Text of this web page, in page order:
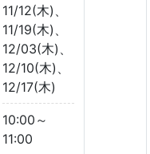
11/12(木)、
11/19(木)、
12/03(木)、
12/10(木)、
12/17(木)
10:00～
11:00